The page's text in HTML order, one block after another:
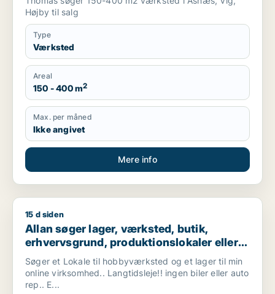
Højby til salg
Type
Værksted
Areal
150 - 400 m2
Max. per måned
Ikke angivet
Mere info
Allan søger lager, værksted, butik, erhvervsgrund,
15 d siden
Allan søger lager, værksted, butik,
erhvervsgrund, produktionslokaler eller
garage til leje i Vallensbæk, Ishøj eller
Sorø m.fl.
Søger et Lokale til hobbyværksted og et lager til min
online virksomhed.. Langtidsleje!! ingen biler eller auto
rep.. E...